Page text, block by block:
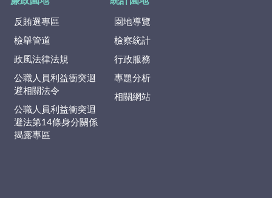
反賄選專區
檢舉管道
政風法律法規
公職人員利益衝突迴
避相關法令
公職人員利益衝突迴
避法第14條身分關係
揭露專區
園地導覽
檢察統計
行政服務
專題分析
相關網站